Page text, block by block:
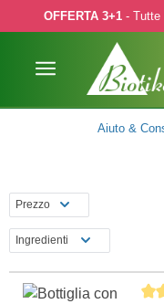
to main content
Skip to search
Skip to main navigation
OFFERTA 3+1- Tutte
Aiuto &
Prezzo
Ingredienti